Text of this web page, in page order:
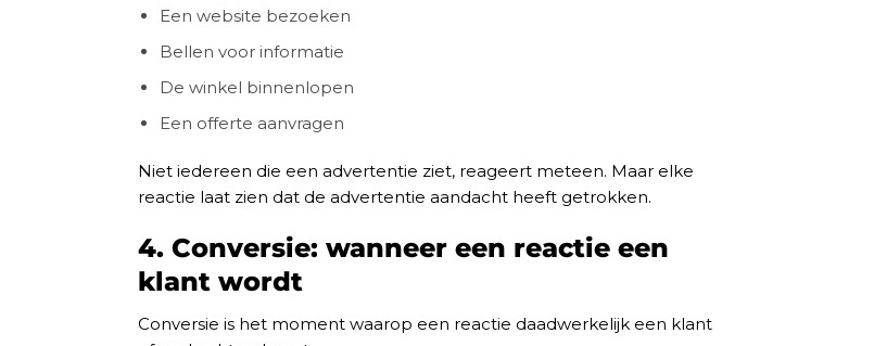
Een website bezoeken
Bellen voor informatie
De winkel binnenlopen
Een offerte aanvragen
Niet iedereen die een advertentie ziet, reageert meteen. Maar elke
reactie laat zien dat de advertentie aandacht heeft getrokken.
4. Conversie: wanneer een reactie een
klant wordt
Conversie is het moment waarop een reactie daadwerkelijk een klant